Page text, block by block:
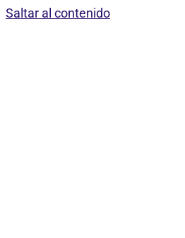
Saltar al contenido